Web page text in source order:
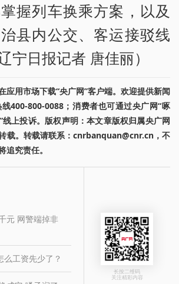
握列车换乘方案，以及
县内公交、客运接驳线
宁日报记者 唐佳丽）
应用市场下载“央广网”客户端。欢迎提供新闻
400-800-0088；消费者也可通过央广网“啄
上投诉。版权声明：本文章版权归属央广网
载。转载请联系：cnrbanquan@cnr.cn，不
追究责任。
元 网警端掉非
么工资先少了？
长按二维码
关注精彩内容